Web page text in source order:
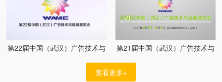
第22届中国（武汉）广告技术与
第21届中国（武汉）广告技术与
查看更多+
展商推介 | 湖北省珠盛文化创意有限公司（展位